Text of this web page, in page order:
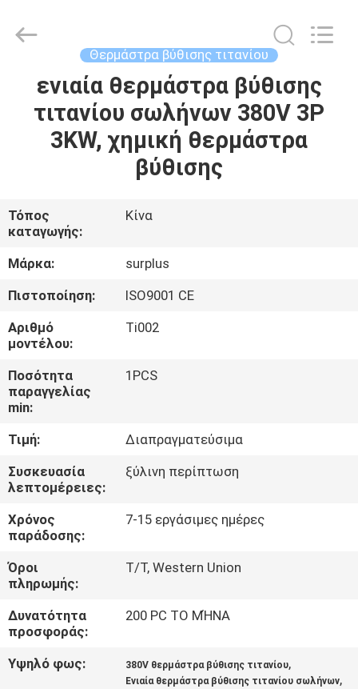
ΣΠΊΤΙ
ΠΡΟΪΌΝΤΑ
ΜΕ
ΕΜΆΣ
ΕΠΙΣΚΕΨΉ
ΕΡΓΟΣΤΑΣΊΟΥ
ΈΛΕΓΧΟΣ
ΠΟΙΌΤΗΤΑΣ
ΕΠΙΚΟΙΝΩΝΉΣΤΕ
ΜΑΖΊ
ΕΙΔΉΣΕΙΣ
ΖΗΤΉΣΤΕ
ΜΙΑ
ΠΡΟΣΦΟΡΆ
Technology
Limited.
Θερμάστρα βύθισης τιτανίου
ενιαία θερμάστρα βύθισης
τιτανίου σωλήνων 380V 3P
3KW, χημική θερμάστρα
βύθισης
Τόπος
καταγωγής:
Κίνα
Μάρκα:
surplus
Πιστοποίηση:
ISO9001 CE
Αριθμό
μοντέλου:
Ti002
Ποσότητα
παραγγελίας
min:
1PCS
Τιμή:
Διαπραγματεύσιμα
Συσκευασία
λεπτομέρειες:
ξύλινη περίπτωση
Χρόνος
παράδοσης:
7-15 εργάσιμες ημέρες
Όροι
πληρωμής:
T/T, Western Union
Δυνατότητα
προσφοράς:
200 PC ΤΟ ΜΉΝΑ
Υψηλό φως: 380V θερμάστρα βύθισης τιτανίου,
Ενιαία θερμάστρα βύθισης τιτανίου σωλήνων,